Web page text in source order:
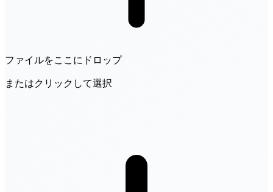
ファイルをここにドロップ
またはクリックして選択